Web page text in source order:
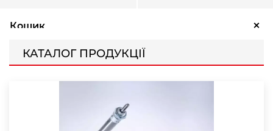
Кошик ×
навіґації
КАТАЛОГ ПРОДУКЦІЇ